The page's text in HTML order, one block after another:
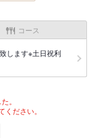
コース
します※土日祝利
。
ださい。